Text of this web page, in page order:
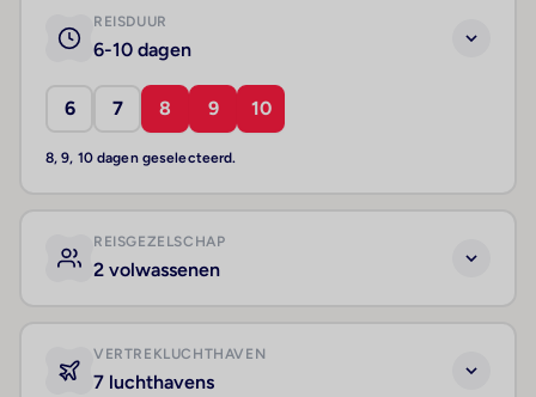
REISDUUR
6-10 dagen
6 7 8 9 10
8, 9, 10 dagen geselecteerd.
REISGEZELSCHAP
2 volwassenen
VERTREKLUCHTHAVEN
7 luchthavens